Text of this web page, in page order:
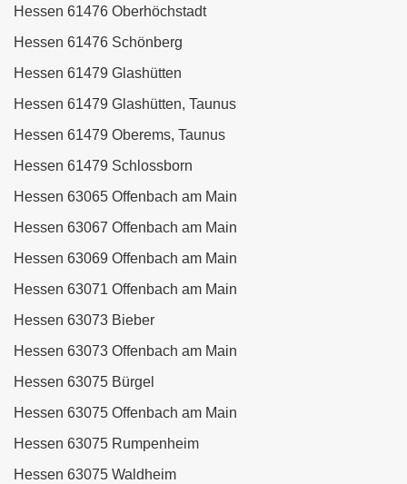
Hessen 61476 Oberhöchstadt
Hessen 61476 Schönberg
Hessen 61479 Glashütten
Hessen 61479 Glashütten, Taunus
Hessen 61479 Oberems, Taunus
Hessen 61479 Schlossborn
Hessen 63065 Offenbach am Main
Hessen 63067 Offenbach am Main
Hessen 63069 Offenbach am Main
Hessen 63071 Offenbach am Main
Hessen 63073 Bieber
Hessen 63073 Offenbach am Main
Hessen 63075 Bürgel
Hessen 63075 Offenbach am Main
Hessen 63075 Rumpenheim
Hessen 63075 Waldheim